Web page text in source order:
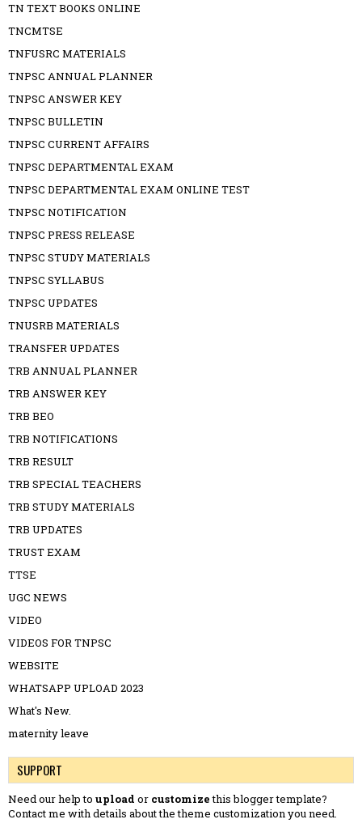
TN TEXT BOOKS ONLINE
TNCMTSE
TNFUSRC MATERIALS
TNPSC ANNUAL PLANNER
TNPSC ANSWER KEY
TNPSC BULLETIN
TNPSC CURRENT AFFAIRS
TNPSC DEPARTMENTAL EXAM
TNPSC DEPARTMENTAL EXAM ONLINE TEST
TNPSC NOTIFICATION
TNPSC PRESS RELEASE
TNPSC STUDY MATERIALS
TNPSC SYLLABUS
TNPSC UPDATES
TNUSRB MATERIALS
TRANSFER UPDATES
TRB ANNUAL PLANNER
TRB ANSWER KEY
TRB BEO
TRB NOTIFICATIONS
TRB RESULT
TRB SPECIAL TEACHERS
TRB STUDY MATERIALS
TRB UPDATES
TRUST EXAM
TTSE
UGC NEWS
VIDEO
VIDEOS FOR TNPSC
WEBSITE
WHATSAPP UPLOAD 2023
What's New.
maternity leave
SUPPORT
Need our help to upload or customizethis blogger template?
Contact me with details about the theme customization you need.